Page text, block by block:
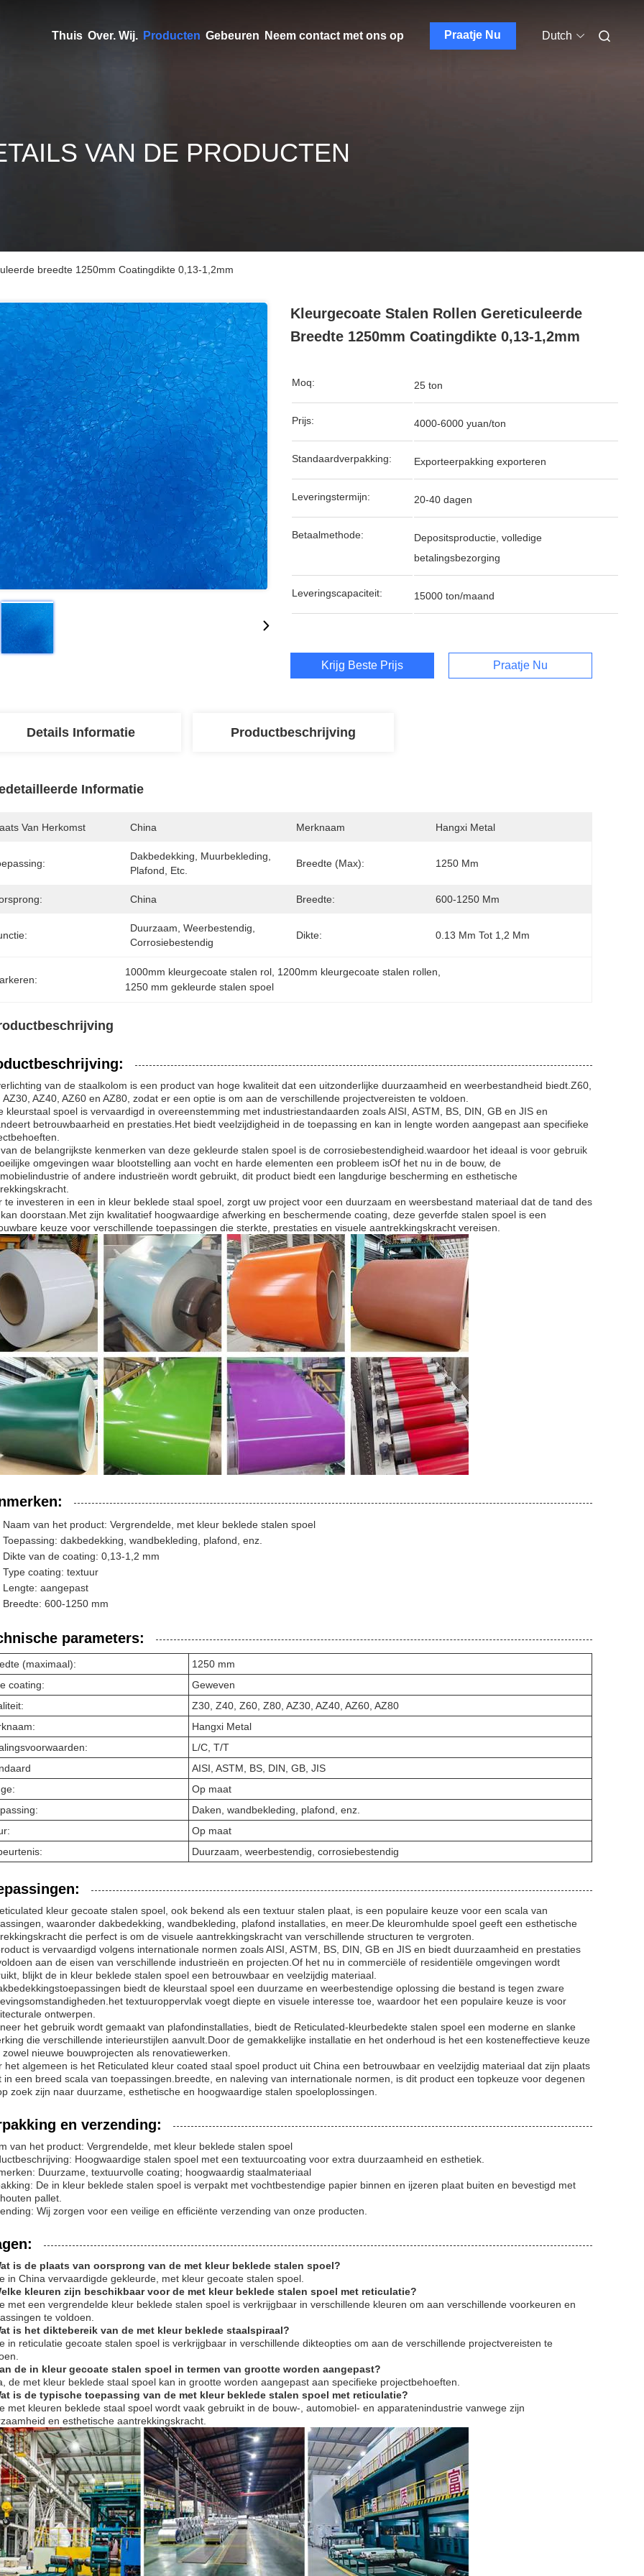
Thuis Over. Wij. Producten Gebeuren Neem contact met ons op Praatje Nu Dutch
VAN DE PRODUCTEN
breedte 1250mm Coatingdikte 0,13-1,2mm
Kleurgecoate Stalen Rollen Gereticuleerde
Breedte 1250mm Coatingdikte 0,13-1,2mm
Moq: 25 ton
Prijs: 4000-6000 yuan/ton
Standaardverpakking: Exporteerpakking exporteren
Leveringstermijn: 20-40 dagen
Betaalmethode:
Depositsproductie, volledige
betalingsbezorging
Leveringscapaciteit: 15000 ton/maand
Krijg Beste Prijs Praatje Nu
Details Informatie Productbeschrijving
Informatie
Van Herkomst China Merknaam Hangxi Metal
Dakbedekking, Muurbekleding,
Plafond, Etc.
Breedte (max): 1250 Mm
China Breedte: 600-1250 Mm
Duurzaam, Weerbestendig,
Corrosiebestendig
Dikte: 0.13 Mm Tot 1,2 Mm
1000mm kleurgecoate stalen rol 1200mm kleurgecoate stalen rollen
1250 mm gekleurde stalen spoel
van de staalkolom is een product van hoge kwaliteit dat een uitzonderlijke duurzaamheid en weerbestandheid biedt.Z60,
AZ30, AZ40, AZ60 en AZ80, zodat er een optie is om aan de verschillende projectvereisten te voldoen.
kleurstaal spoel is vervaardigd in overeenstemming met industriestandaarden zoals AISI, ASTM, BS, DIN, GB en JIS en
betrouwbaarheid en prestaties.Het biedt veelzijdigheid in de toepassing en kan in lengte worden aangepast aan specifieke
de belangrijkste kenmerken van deze gekleurde stalen spoel is de corrosiebestendigheid.waardoor het ideaal is voor gebruik
omgevingen waar blootstelling aan vocht en harde elementen een probleem isOf het nu in de bouw, de
of andere industrieën wordt gebruikt, dit product biedt een langdurige bescherming en esthetische
te investeren in een in kleur beklede staal spoel, zorgt uw project voor een duurzaam en weersbestand materiaal dat de tand des
doorstaan.Met zijn kwalitatief hoogwaardige afwerking en beschermende coating, deze geverfde stalen spoel is een
keuze voor verschillende toepassingen die sterkte, prestaties en visuele aantrekkingskracht vereisen.
Naam van het product: Vergrendelde, met kleur beklede stalen spoel
Toepassing: dakbedekking, wandbekleding, plafond, enz.
Dikte van de coating: 0,13-1,2 mm
Type coating: textuur
Lengte: aangepast
Breedte: 600-1250 mm
parameters:
(maximaal):
1250 mm
coating:
Geweven
Z30, Z40, Z60, Z80, AZ30, AZ40, AZ60, AZ80
Hangxi Metal
L/C, T/T
AISI, ASTM, BS, DIN, GB, JIS
Op maat
Daken, wandbekleding, plafond, enz.
Op maat
Duurzaam, weerbestendig, corrosiebestendig
kleur gecoate stalen spoel, ook bekend als een textuur stalen plaat, is een populaire keuze voor een scala van
waaronder dakbedekking, wandbekleding, plafond installaties, en meer.De kleuromhulde spoel geeft een esthetische
die perfect is om de visuele aantrekkingskracht van verschillende structuren te vergroten.
is vervaardigd volgens internationale normen zoals AISI, ASTM, BS, DIN, GB en JIS en biedt duurzaamheid en prestaties
aan de eisen van verschillende industrieën en projecten.Of het nu in commerciële of residentiële omgevingen wordt
blijkt de in kleur beklede stalen spoel een betrouwbaar en veelzijdig materiaal.
biedt de kleurstaal spoel een duurzame en weerbestendige oplossing die bestand is tegen zware
textuuroppervlak voegt diepte en visuele interesse toe, waardoor het een populaire keuze is voor
ontwerpen.
het gebruik wordt gemaakt van plafondinstallaties, biedt de Reticulated-kleurbedekte stalen spoel een moderne en slanke
die verschillende interieurstijlen aanvult.Door de gemakkelijke installatie en het onderhoud is het een kosteneffectieve keuze
zowel nieuwe bouwprojecten als renovatiewerken.
het algemeen is het Reticulated kleur coated staal spoel product uit China een betrouwbaar en veelzijdig materiaal dat zijn plaats
in een breed scala van toepassingen.breedte, en naleving van internationale normen, is dit product een topkeuze voor degenen
zoek zijn naar duurzame, esthetische en hoogwaardige stalen spoeloplossingen.
en verzending:
van het product: Vergrendelde, met kleur beklede stalen spoel
Hoogwaardige stalen spoel met een textuurcoating voor extra duurzaamheid en esthetiek.
Duurzame, textuurvolle coating; hoogwaardig staalmateriaal
De in kleur beklede stalen spoel is verpakt met vochtbestendige papier binnen en ijzeren plaat buiten en bevestigd met
pallet.
Wij zorgen voor een veilige en efficiënte verzending van onze producten.
is de plaats van oorsprong van de met kleur beklede stalen spoel?
in China vervaardigde gekleurde, met kleur gecoate stalen spoel.
kleuren zijn beschikbaar voor de met kleur beklede stalen spoel met reticulatie?
met een vergrendelde kleur beklede stalen spoel is verkrijgbaar in verschillende kleuren om aan verschillende voorkeuren en
te voldoen.
is het diktebereik van de met kleur beklede staalspiraal?
in reticulatie gecoate stalen spoel is verkrijgbaar in verschillende dikteopties om aan de verschillende projectvereisten te
de in kleur gecoate stalen spoel in termen van grootte worden aangepast?
de met kleur beklede staal spoel kan in grootte worden aangepast aan specifieke projectbehoeften.
is de typische toepassing van de met kleur beklede stalen spoel met reticulatie?
met kleuren beklede staal spoel wordt vaak gebruikt in de bouw-, automobiel- en apparatenindustrie vanwege zijn
en esthetische aantrekkingskracht.